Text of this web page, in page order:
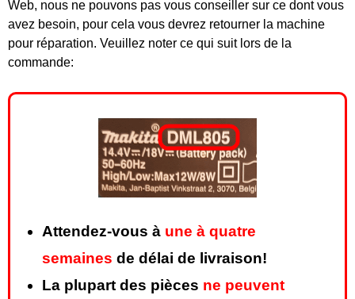
Web, nous ne pouvons pas vous conseiller sur ce dont vous
avez besoin, pour cela vous devrez retourner la machine
pour réparation. Veuillez noter ce qui suit lors de la
commande:
Attendez-vous à une à quatre
semaines de délai de livraison!
La plupart des pièces ne peuvent